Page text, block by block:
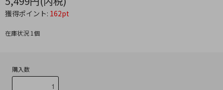
獲得ポイント: 162pt
在庫状況 1個
購入数